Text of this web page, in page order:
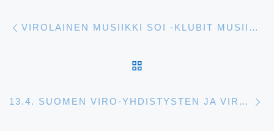
Artikkelien navigointi VIROLAINEN MUSIIKKI SOI -KLUBIT MUSIIKKITALOSSA
13.4. SUOMEN VIRO-YHDISTYSTEN JA VIROLAISTEN YHDISTYSTEN VIRO 100 -TAPAAMINEN VIRON SUURLÄHETYSTÖSSÄ